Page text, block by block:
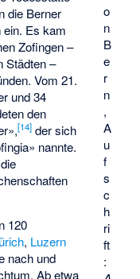
o
n
B
e
r
n
,
A
u
f
s
c
h
ri
ft
:
die Berner
ein. Es kam
Zofingen –
Städten –
Vom 21.
und 34
den
[14] der sich
nannte.
120
, Luzern
nach und
Ab etwa